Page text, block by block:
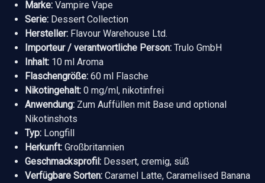
Marke: Vampire Vape
Serie: Dessert Collection
Hersteller: Flavour Warehouse Ltd.
Importeur / verantwortliche Person: Trulo GmbH
Inhalt: 10 ml Aroma
Flaschengröße: 60 ml Flasche
Nikotingehalt: 0 mg/ml, nikotinfrei
Anwendung: Zum Auffüllen mit Base und optional
Nikotinshots
Typ: Longfill
Herkunft: Großbritannien
Geschmacksprofil: Dessert, cremig, süß
Verfügbare Sorten: Caramel Latte, Caramelised Banana